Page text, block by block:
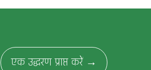
एक उद्धरण प्राप्त करें →